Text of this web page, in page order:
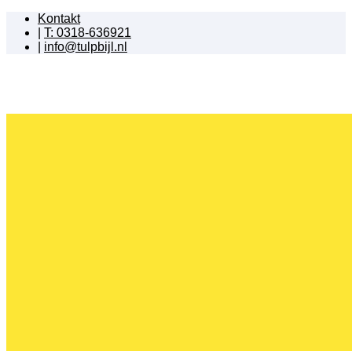
Kontakt
T: 0318-636921
info@tulpbijl.nl